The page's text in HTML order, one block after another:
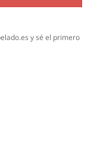
y sé el primero